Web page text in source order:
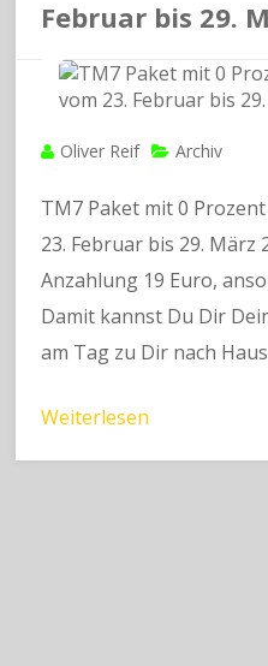
Februar bis 29.
Oliver Reif Archiv
TM7 Paket mit 0
23. Februar bis 29. März
Anzahlung 19 Euro,
Damit kannst Du Dir
am Tag zu Dir nach
Weiterlesen